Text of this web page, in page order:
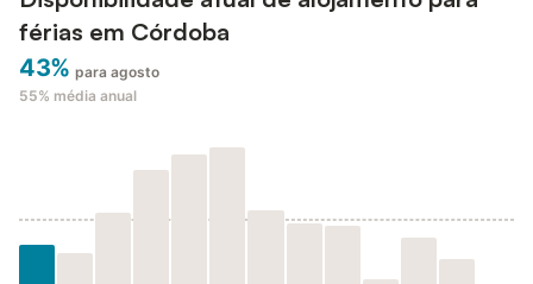
férias em Córdoba
43% para agosto
55% média anual